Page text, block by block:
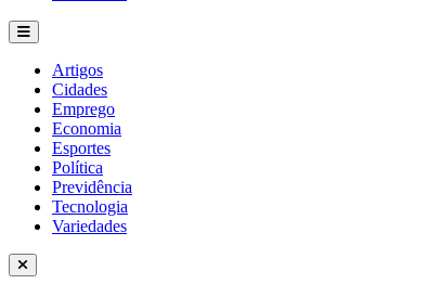
Artigos
Cidades
Emprego
Economia
Esportes
Política
Previdência
Tecnologia
Variedades